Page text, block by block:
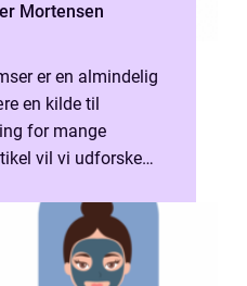
Mortensen
er en almindelig
en kilde til
for mange
vil vi udforske